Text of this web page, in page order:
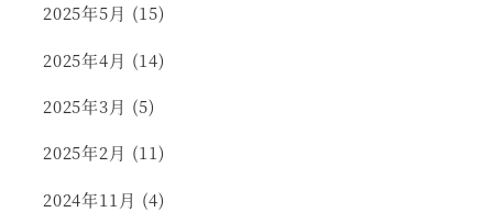
2025年5月 (15)
2025年4月 (14)
2025年3月 (5)
2025年2月 (11)
2024年11月 (4)